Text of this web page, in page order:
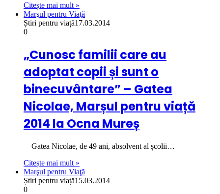
Citește mai mult »
Marşul pentru Viaţă
Știri pentru viață17.03.2014
0
„Cunosc familii care au
adoptat copii și sunt o
binecuvântare” – Gatea
Nicolae, Marșul pentru viață
2014 la Ocna Mureș
Gatea Nicolae, de 49 ani, absolvent al școlii…
Citește mai mult »
Marşul pentru Viaţă
Știri pentru viață15.03.2014
0